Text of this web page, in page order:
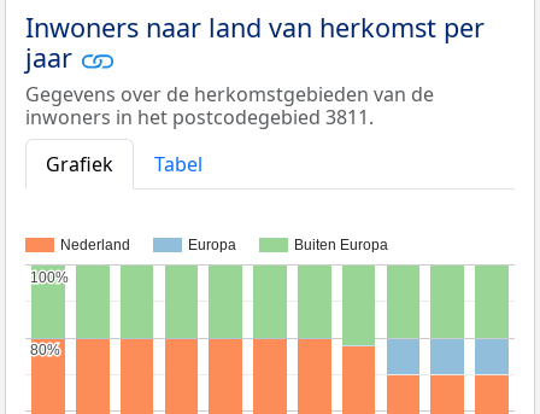
Inwoners naar land van herkomst per
jaar
Gegevens over de herkomstgebieden van de
inwoners in het postcodegebied 3811.
Grafiek
Tabel
Nederland Europa Buiten Europa
80%
80%
100%
100%